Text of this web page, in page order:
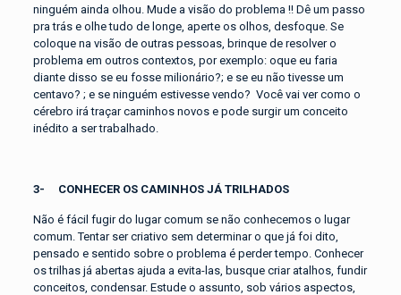
ninguém ainda olhou. Mude a visão do problema !! Dê um passo
pra trás e olhe tudo de longe, aperte os olhos, desfoque. Se
coloque na visão de outras pessoas, brinque de resolver o
problema em outros contextos, por exemplo: oque eu faria
diante disso se eu fosse milionário?; e se eu não tivesse um
centavo? ; e se ninguém estivesse vendo? Você vai ver como o
cérebro irá traçar caminhos novos e pode surgir um conceito
inédito a ser trabalhado.
3- CONHECER OSCAMINHOS JÁ TRILHADOS
Não é fácil fugir do lugar comum se não conhecemos o lugar
comum. Tentar ser criativo sem determinar o que já foi dito,
pensado e sentido sobre o problema é perder tempo. Conhecer
os trilhas já abertas ajuda a evita-las, busque criar atalhos, fundir
conceitos, condensar. Estude o assunto, sob vários aspectos,